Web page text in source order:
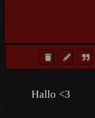
Hallo <3